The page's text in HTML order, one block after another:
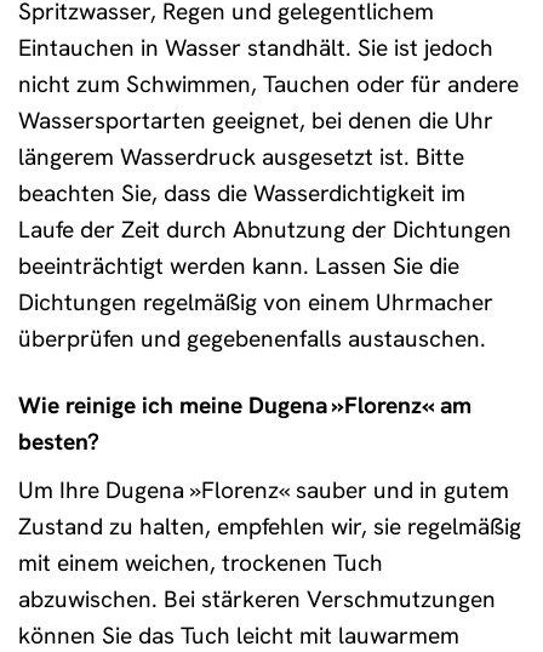
Spritzwasser, Regen und gelegentlichem
Eintauchen in Wasser standhält. Sie ist jedoch
nicht zum Schwimmen, Tauchen oder für andere
Wassersportarten geeignet, bei denen die Uhr
längerem Wasserdruck ausgesetzt ist. Bitte
beachten Sie, dass die Wasserdichtigkeit im
Laufe der Zeit durch Abnutzung der Dichtungen
beeinträchtigt werden kann. Lassen Sie die
Dichtungen regelmäßig von einem Uhrmacher
überprüfen und gegebenenfalls austauschen.
Wie reinige ich meine Dugena »Florenz« am
besten?
Um Ihre Dugena »Florenz« sauber und in gutem
Zustand zu halten, empfehlen wir, sie regelmäßig
mit einem weichen, trockenen Tuch
abzuwischen. Bei stärkeren Verschmutzungen
können Sie das Tuch leicht mit lauwarmem